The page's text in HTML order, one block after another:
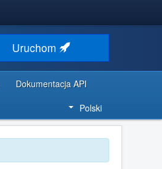
Uruchom
Dokumentacja API
Polski